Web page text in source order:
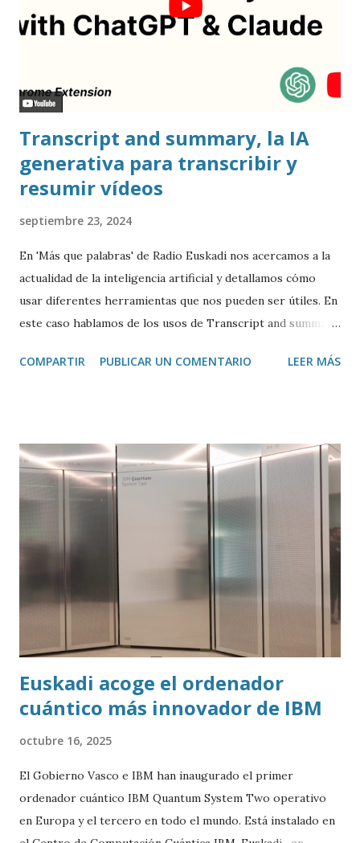
Transcript and summary, la IA
generativa para transcribir y
resumir vídeos
septiembre 23, 2024
En 'Más que palabras' de Radio Euskadi nos acercamos a la
actualidad de la inteligencia artificial y detallamos cómo
usar diferentes herramientas que nos pueden ser útiles. En
este caso hablamos de los usos de Transcript and summary
transcribir y resumir los vídeos de Youtube, así como
COMPARTIR PUBLICAR UN COMENTARIO LEER MÁS
Euskadi acoge el ordenador
cuántico más innovador de IBM
octubre 16, 2025
El Gobierno Vasco e IBM han inaugurado el primer
ordenador cuántico IBM Quantum System Two operativo
en Europa y el tercero en todo el mundo. Está instalado en